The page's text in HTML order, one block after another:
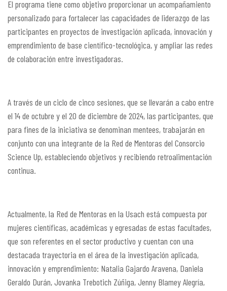
El programa tiene como objetivo proporcionar un acompañamiento
personalizado para fortalecer las capacidades de liderazgo de las
participantes en proyectos de investigación aplicada, innovación y
emprendimiento de base científico-tecnológica, y ampliar las redes
de colaboración entre investigadoras.
A través de un ciclo de cinco sesiones, que se llevarán a cabo entre
el 14 de octubre y el 20 de diciembre de 2024, las participantes, que
para fines de la iniciativa se denominan mentees, trabajarán en
conjunto con una integrante de la Red de Mentoras del Consorcio
Science Up, estableciendo objetivos y recibiendo retroalimentación
continua.
Actualmente, la Red de Mentoras en la Usach está compuesta por
mujeres científicas, académicas y egresadas de estas facultades,
que son referentes en el sector productivo y cuentan con una
destacada trayectoria en el área de la investigación aplicada,
innovación y emprendimiento: Natalia Gajardo Aravena, Daniela
Geraldo Durán, Jovanka Trebotich Zúñiga, Jenny Blamey Alegría,